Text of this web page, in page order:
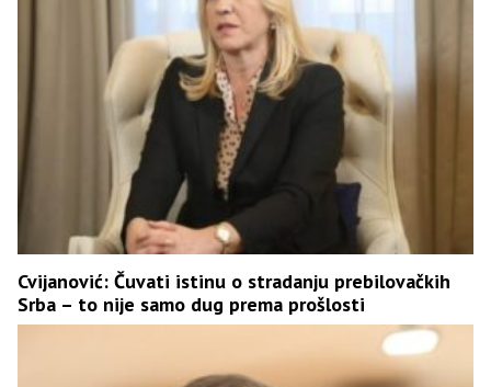
Cvijanović: Čuvati istinu o stradanju prebilovačkih
Srba – to nije samo dug prema prošlosti